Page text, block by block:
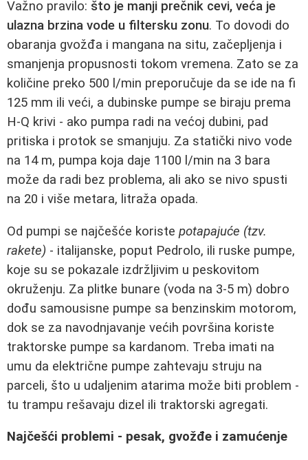
Važno pravilo: što je manji prečnik cevi, veća je
ulazna brzina vode u filtersku zonu. To dovodi do
obaranja gvožđa i mangana na situ, začepljenja i
smanjenja propusnosti tokom vremena. Zato se za
količine preko 500 l/min preporučuje da se ide na fi
125 mm ili veći, a dubinske pumpe se biraju prema
H-Q krivi - ako pumpa radi na većoj dubini, pad
pritiska i protok se smanjuju. Za statički nivo vode
na 14 m, pumpa koja daje 1100 l/min na 3 bara
može da radi bez problema, ali ako se nivo spusti
na 20 i više metara, litraža opada.
Od pumpi se najčešće koriste potapajuće (tzv.
rakete) - italijanske, poput Pedrolo, ili ruske pumpe,
koje su se pokazale izdržljivim u peskovitom
okruženju. Za plitke bunare (voda na 3-5 m) dobro
dođu samousisne pumpe sa benzinskim motorom,
dok se za navodnjavanje većih površina koriste
traktorske pumpe sa kardanom. Treba imati na
umu da električne pumpe zahtevaju struju na
parceli, što u udaljenim atarima može biti problem -
tu trampu rešavaju dizel ili traktorski agregati.
Najčešći problemi - pesak, gvožđe i zamućenje